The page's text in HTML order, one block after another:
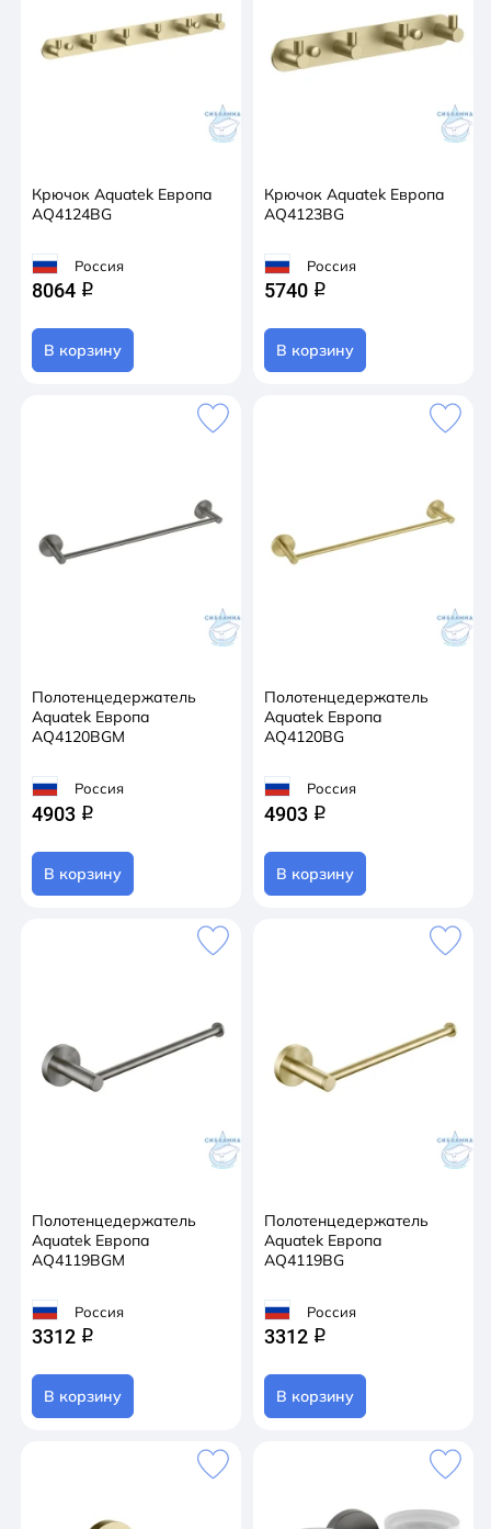
Крючок Aquatek Европа
AQ4124BG
Россия
8064 q
В корзину
Крючок Aquatek Европа
AQ4123BG
Россия
5740 q
В корзину
Полотенцедержатель
Aquatek Европа
AQ4120BGM
Россия
4903 q
В корзину
Полотенцедержатель
Aquatek Европа
AQ4120BG
Россия
4903 q
В корзину
Полотенцедержатель
Aquatek Европа
AQ4119BGM
Россия
3312 q
В корзину
Полотенцедержатель
Aquatek Европа
AQ4119BG
Россия
3312 q
В корзину